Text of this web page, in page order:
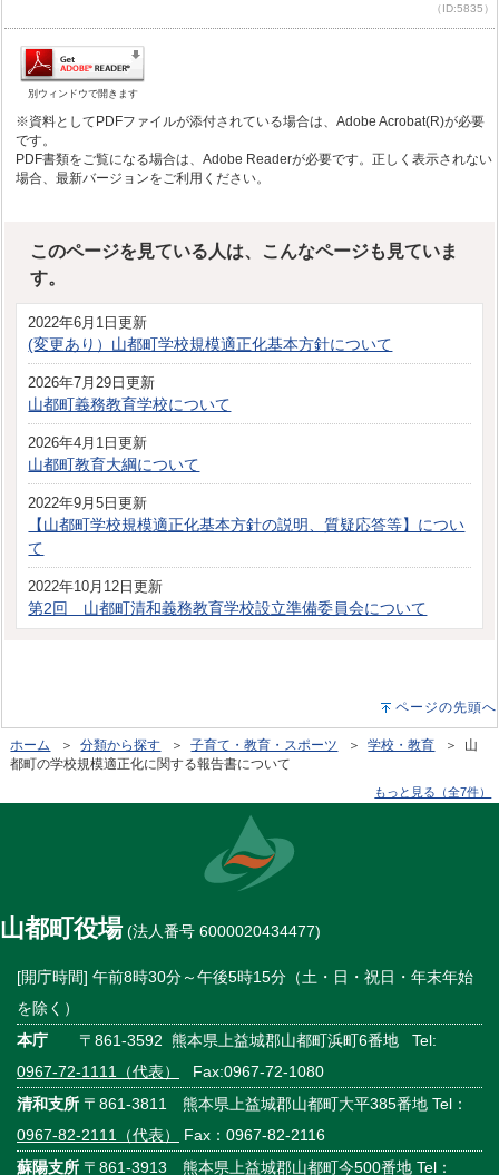
（ID:5835）
別ウィンドウで開きます
※資料としてPDFファイルが添付されている場合は、Adobe Acrobat(R)が必要
です。
PDF書類をご覧になる場合は、Adobe Readerが必要です。正しく表示されない
場合、最新バージョンをご利用ください。
このページを見ている人は、こんなページも見ていま
す。
2022年6月1日更新
(変更あり）山都町学校規模適正化基本方針について
2026年7月29日更新
山都町義務教育学校について
2026年4月1日更新
山都町教育大綱について
2022年9月5日更新
【山都町学校規模適正化基本方針の説明、質疑応答等】につい
て
2022年10月12日更新
第2回 山都町清和義務教育学校設立準備委員会について
ページの先頭へ
ホーム ＞分類から探す ＞子育て・教育・スポーツ ＞学校・教育 ＞ 山
都町の学校規模適正化に関する報告書について
もっと見る（全7件）
山都町役場(法人番号 6000020434477)
[開庁時間] 午前8時30分～午後5時15分（土・日・祝日・年末年始
を除く）
本庁 〒861-3592 熊本県上益城郡山都町浜町6番地 Tel:
0967-72-1111（代表）
Fax:0967-72-1080
清和支所 〒861-3811 熊本県上益城郡山都町大平385番地 Tel：
0967-82-2111（代表）
Fax：0967-82-2116
蘇陽支所 〒861-3913 熊本県上益城郡山都町今500番地 Tel：